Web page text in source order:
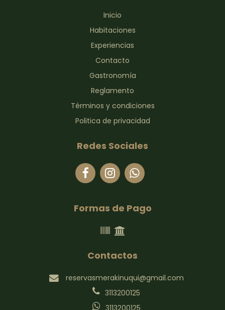
Inicio
Habitaciones
Experiencias
Contacto
Gastronomía
Reglamento
Términos y condiciones
Politica de privacidad
Redes Sociales
Formas de Pago
Contactos
reservasmerakinuqui@gmail.com
3113200125